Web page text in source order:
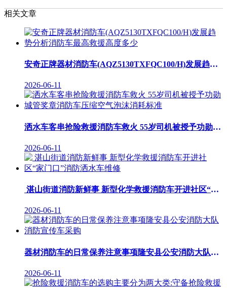
相关文章
安奇正牌器材消防车(AQZ5130TXFQC100/H)发展趋势分析消防车最高救援高度多少
2026-06-11
洒水车客串抢险救援消防车救火 55岁司机被授予功勋城管奖章消防车压缩空气泡沫消耗标准
2026-06-11
湛山街道消防新鲜事 新型化学救援消防车开进社区“家门口”消防洒水车维修
2026-06-11
器材消防车的日常保养注意事项隆安县公安消防大队消防宣传车采购
2026-06-11